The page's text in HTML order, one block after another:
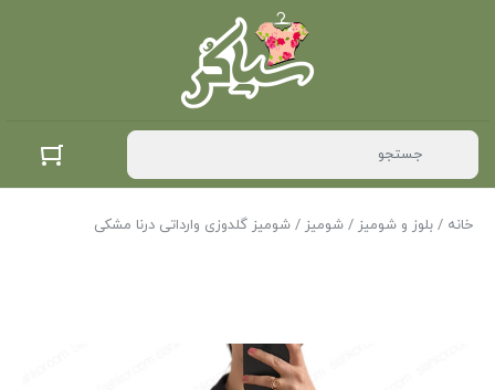
خانه / بلوز و شومیز / شومیز / شومیز گلدوزی وارداتی درنا مشکی